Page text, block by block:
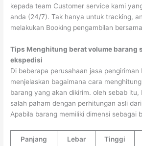
kepada team Customer service kami
anda (24/7). Tak hanya untuk tracking,
melakukan Booking pengambilan
Tips Menghitung berat volume barang
ekspedisi
Di beberapa perusahaan jasa pengiriman
menjelaskan bagaimana cara
barang yang akan dikirim. oleh sebab
salah paham dengan perhitungan asli
Apabila barang memiliki dimensi sebagai
Panjang Lebar Tinggi